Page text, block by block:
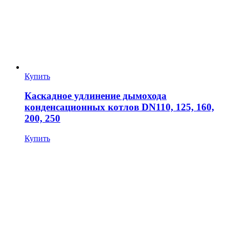
Купить
Каскадное удлинение дымохода
конденсационных котлов DN110, 125, 160,
200, 250
Купить